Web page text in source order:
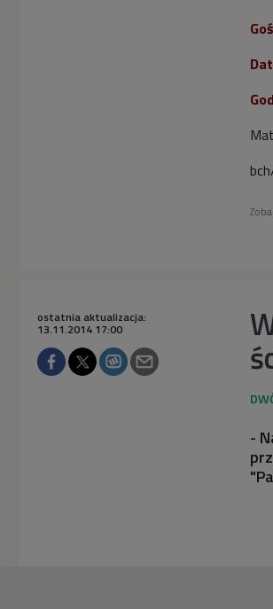
ostatnia aktualizacja:
13.11.2014 17:00
-